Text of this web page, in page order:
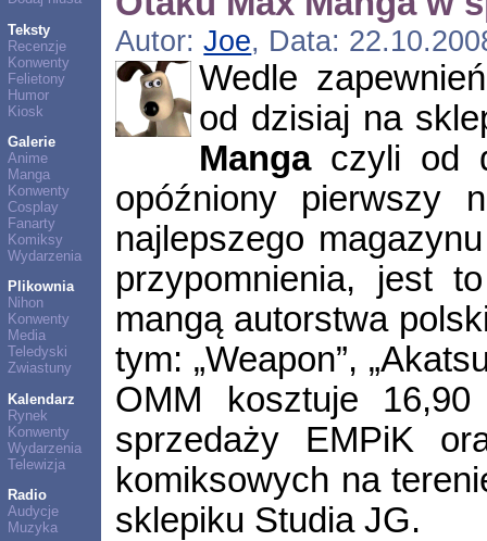
Teksty
Recenzje
Konwenty
Felietony
Humor
Kiosk
Galerie
Anime
Manga
Konwenty
Cosplay
Fanarty
Komiksy
Wydarzenia
Plikownia
Nihon
Konwenty
Media
Teledyski
Zwiastuny
Kalendarz
Rynek
Konwenty
Wydarzenia
Telewizja
Radio
Audycje
Muzyka
Autor:Joe, Data:
Wedle
od dzisiaj na
Mangaczyli od
opóźniony pierwszy
najlepszego
przypomnienia, jest
mangą autorstwa
tym: „Weapon”,
OMM kosztuje
sprzedaży EMPiK
komiksowych na
sklepiku Studia JG.